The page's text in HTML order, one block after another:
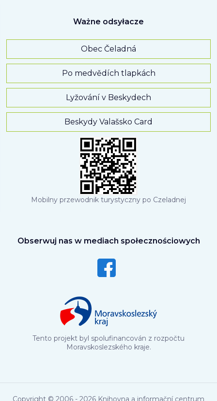
Ważne odsyłacze
Obec Čeladná
Po medvědích tlapkách
Lyžování v Beskydech
Beskydy Valašsko Card
Mobilny przewodnik turystyczny po Czeladnej
Obserwuj nas w mediach społecznościowych
Tento projekt byl spolufinancován z rozpočtu
Moravskoslezského kraje.
Copyright © 2006 - 2026 Knihovna a informační centrum